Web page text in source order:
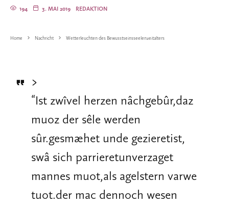
REDAKTION
3. MAI 2019
194
Home Nachricht Wetterleuchten des Bewusstseinsseelenzeitalters
>
“ Ist zwîvel herzen nâchgebûr,daz
muoz der sêle werden
sûr.gesmæhet unde gezieretist,
swâ sich parrieretunverzaget
mannes muot,als agelstern varwe
tuot.der mac dennoch wesen